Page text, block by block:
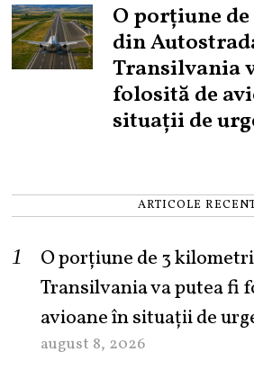
O porțiune
din
Transilvania
folosită de
situații de
ARTICOLE
O porțiune de 3
Transilvania va putea fi
avioane în situații de
august 8, 2026